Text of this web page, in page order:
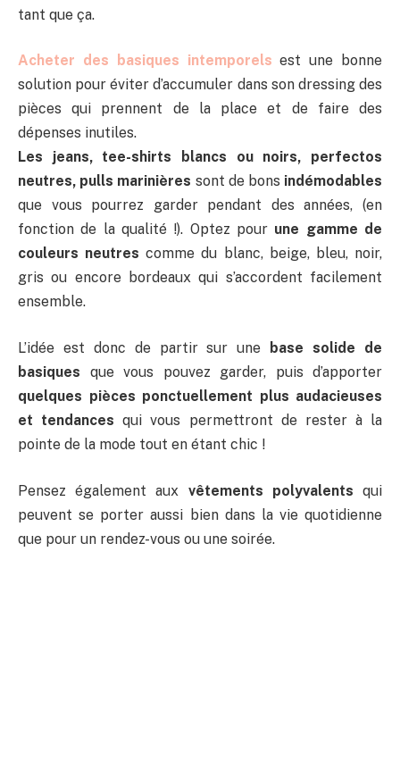
tant que ça.
Acheter des basiques intemporels est une bonne
solution pour éviter d’accumuler dans son dressing des
pièces qui prennent de la place et de faire des
dépenses inutiles.
Les jeans, tee-shirts blancs ou noirs, perfectos
neutres, pulls marinières sont de bons indémodables
que vous pourrez garder pendant des années, (en
fonction de la qualité !). Optez pour une gamme de
couleurs neutres comme du blanc, beige, bleu, noir,
gris ou encore bordeaux qui s’accordent facilement
ensemble.
L’idée est donc de partir sur une base solide de
basiques que vous pouvez garder, puis d’apporter
quelques pièces ponctuellement plus audacieuses
et tendances qui vous permettront de rester à la
pointe de la mode tout en étant chic !
Pensez également aux vêtements polyvalents qui
peuvent se porter aussi bien dans la vie quotidienne
que pour un rendez-vous ou une soirée.